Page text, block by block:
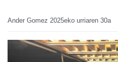
Ander Gomez 2025eko urriaren 30a